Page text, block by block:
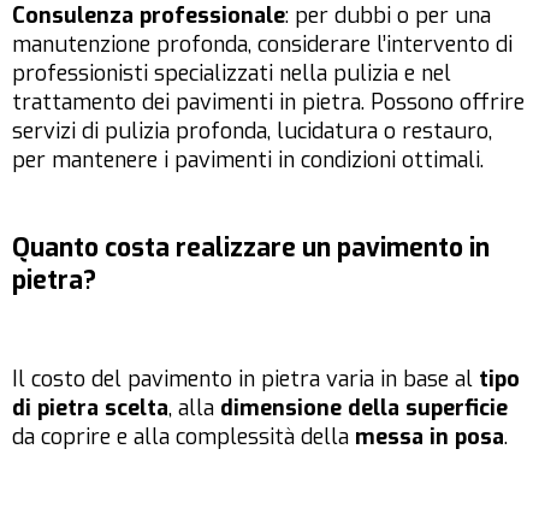
Consulenza professionale: per dubbi o per una
manutenzione profonda, considerare l’intervento di
professionisti specializzati nella pulizia e nel
trattamento dei pavimenti in pietra. Possono offrire
servizi di pulizia profonda, lucidatura o restauro,
per mantenere i pavimenti in condizioni ottimali.
Quanto costa realizzare un pavimento in
pietra?
Il costo del pavimento in pietra varia in base al tipo
di pietra scelta, alla dimensione della superficie
da coprire e alla complessità della messa in posa.